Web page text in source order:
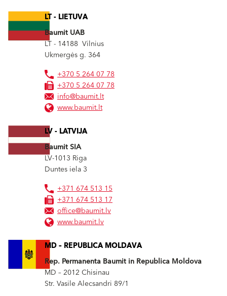
LT - LIETUVA
Baumit UAB
LT - 14188 Vilnius
Ukmergės g. 364
+370 5 264 07 78
+370 5 264 07 78
info@baumit.lt
www.baumit.lt
LV - LATVIJA
Baumit SIA
LV-1013 Riga
Duntes iela 3
+371 674 513 15
+371 674 513 17
office@baumit.lv
www.baumit.lv
MD – REPUBLICA MOLDAVA
Rep. Permanenta Baumit in Republica Moldova
MD – 2012 Chisinau
Str. Vasile Alecsandri 89/1